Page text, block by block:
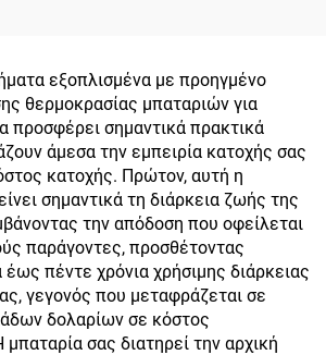
εξοπλισμένα με προηγμένο
θερμοκρασίας μπαταριών για
προσφέρει σημαντικά πρακτικά
άμεσα την εμπειρία κατοχής σας
κατοχής. Πρώτον, αυτή η
σημαντικά τη διάρκεια ζωής της
την απόδοση που οφείλεται
παράγοντες, προσθέτοντας
πέντε χρόνια χρήσιμης διάρκειας
γεγονός που μεταφράζεται σε
δολαρίων σε κόστος
σας διατηρεί την αρχική